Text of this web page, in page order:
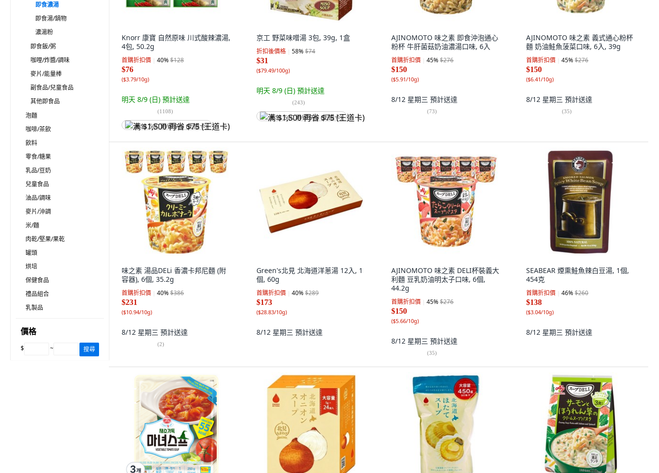
即食濃湯
即食湯/鍋物
濃湯粉
即食飯/粥
咖哩/炸醬/調味
麥片/能量棒
副食品/兒童食品
其他即食品
泡麵
咖啡/茶飲
飲料
零食/糖果
乳品/豆奶
兒童食品
油品/調味
麥片/沖調
米/麵
肉乾/堅果/果乾
罐頭
烘培
保健食品
禮品組合
乳製品
價格
$ ~ 搜尋
Knorr 康寶 自然原味 川式酸辣濃湯,
4包, 50.2g
首購折扣價 40%$128
$76
($3.79/10g)
明天 8/9 (日) 預計送達
(1108)
满 $1,500 再省 $75 (王道卡)
京工 野菜味噌湯 3包, 39g, 1盒
折扣後價格 58%$74
$31
($79.49/100g)
明天 8/9 (日) 預計送達
(243)
满 $1,500 再省 $75 (王道卡)
AJINOMOTO 味之素 即食沖泡通心
粉杯 牛肝菌菇奶油濃湯口味, 6入
首購折扣價 45%$276
$150
($5.91/10g)
8/12 星期三 預計送達
(73)
AJINOMOTO 味之素 義式通心粉杯
麵 奶油鮭魚菠菜口味, 6入, 39g
首購折扣價 45%$276
$150
($6.41/10g)
8/12 星期三 預計送達
(35)
味之素 湯品DELi 香濃卡邦尼麵 (附
容器), 6個, 35.2g
首購折扣價 40%$386
$231
($10.94/10g)
8/12 星期三 預計送達
(2)
Green's北見 北海道洋蔥湯 12入, 1
個, 60g
首購折扣價 40%$289
$173
($28.83/10g)
8/12 星期三 預計送達
AJINOMOTO 味之素 DELI杯裝義大
利麵 豆乳奶油明太子口味, 6個,
44.2g
首購折扣價 45%$276
$150
($5.66/10g)
8/12 星期三 預計送達
(35)
SEABEAR 煙熏鮭魚辣白豆湯, 1個,
454克
首購折扣價 46%$260
$138
($3.04/10g)
8/12 星期三 預計送達